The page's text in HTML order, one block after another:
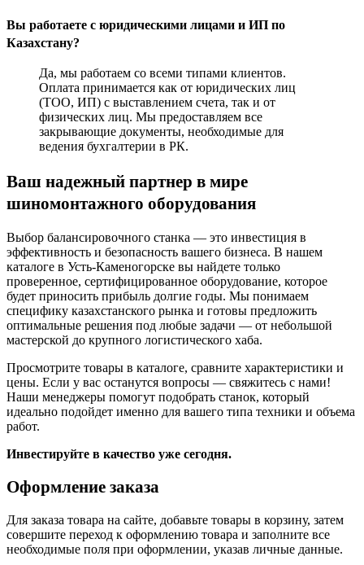
Вы работаете с юридическими лицами и ИП по
Казахстану?
Да, мы работаем со всеми типами клиентов.
Оплата принимается как от юридических лиц
(ТОО, ИП) с выставлением счета, так и от
физических лиц. Мы предоставляем все
закрывающие документы, необходимые для
ведения бухгалтерии в РК.
Ваш надежный партнер в мире
шиномонтажного оборудования
Выбор балансировочного станка — это инвестиция в
эффективность и безопасность вашего бизнеса. В нашем
каталоге в Усть-Каменогорске вы найдете только
проверенное, сертифицированное оборудование, которое
будет приносить прибыль долгие годы. Мы понимаем
специфику казахстанского рынка и готовы предложить
оптимальные решения под любые задачи — от небольшой
мастерской до крупного логистического хаба.
Просмотрите товары в каталоге, сравните характеристики и
цены. Если у вас останутся вопросы — свяжитесь с нами!
Наши менеджеры помогут подобрать станок, который
идеально подойдет именно для вашего типа техники и объема
работ.
Инвестируйте в качество уже сегодня.
Оформление заказа
Для заказа товара на сайте, добавьте товары в корзину, затем
совершите переход к оформлению товара и заполните все
необходимые поля при оформлении, указав личные данные.